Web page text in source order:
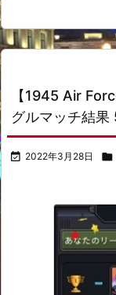
【1945 Air
グルマッチ結果
 2022年3月28日 